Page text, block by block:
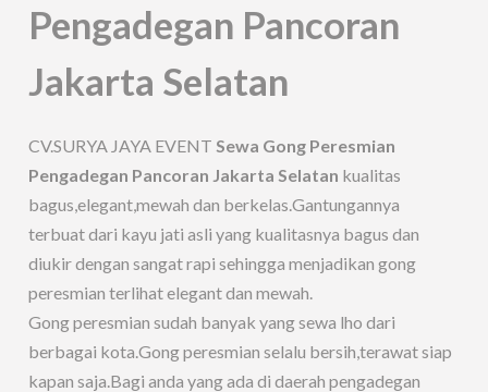
Pengadegan Pancoran
Jakarta Selatan
CV.SURYA JAYA EVENTSewa Gong Peresmian
Pengadegan Pancoran Jakarta Selatan kualitas
bagus,elegant,mewah dan berkelas.Gantungannya
terbuat dari kayu jati asli yang kualitasnya bagus dan
diukir dengan sangat rapi sehingga menjadikan gong
peresmian terlihat elegant dan mewah.
Gong peresmian sudah banyak yang sewa lho dari
berbagai kota.Gong peresmian selalu bersih,terawat siap
kapan saja.Bagi anda yang ada di daerah pengadegan